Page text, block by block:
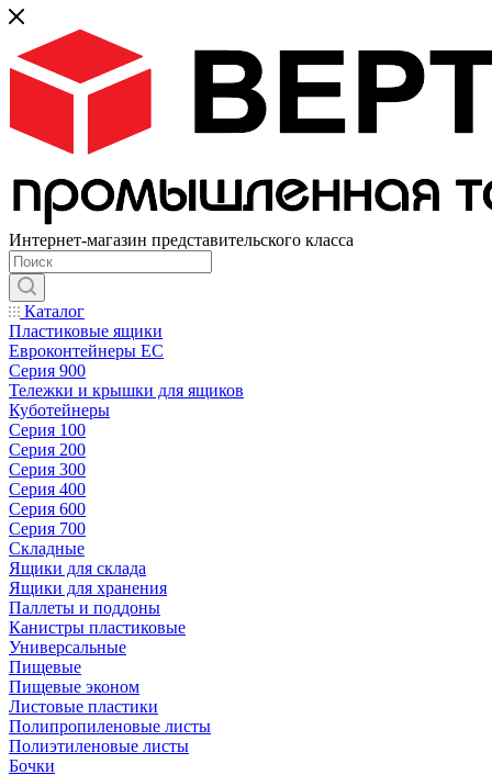
Интернет-магазин представительского класса
Каталог
Пластиковые ящики
Евроконтейнеры ЕС
Серия 900
Тележки и крышки для ящиков
Куботейнеры
Серия 100
Серия 200
Серия 300
Серия 400
Серия 600
Серия 700
Складные
Ящики для склада
Ящики для хранения
Паллеты и поддоны
Канистры пластиковые
Универсальные
Пищевые
Пищевые эконом
Листовые пластики
Полипропиленовые листы
Полиэтиленовые листы
Бочки